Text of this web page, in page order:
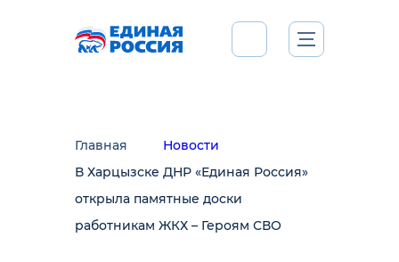
Главная
Новости
В Харцызске ДНР «Единая Россия»
открыла памятные доски
работникам ЖКХ – Героям СВО